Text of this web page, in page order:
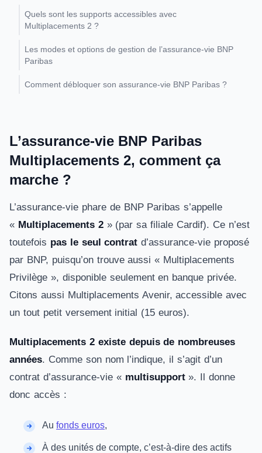
Quels sont les supports accessibles avec
Multiplacements 2 ?
Les modes et options de gestion de l’assurance-vie BNP
Paribas
Comment débloquer son assurance-vie BNP Paribas ?
L’assurance-vie BNP Paribas
Multiplacements 2, comment ça
marche ?
L’assurance-vie phare de BNP Paribas s’appelle
« Multiplacements 2» (par sa filiale Cardif). Ce n’est
toutefois pas le seul contrat d’assurance-vie proposé
par BNP, puisqu’on trouve aussi « Multiplacements
Privilège », disponible seulement en banque privée.
Citons aussi Multiplacements Avenir, accessible avec
un tout petit versement initial (15 euros).
Multiplacements 2 existe depuis de nombreuses
années. Comme son nom l’indique, il s’agit d’un
contrat d’assurance-vie « multisupport». Il donne
donc accès :
Au fonds euros,
À des unités de compte, c’est-à-dire des actifs